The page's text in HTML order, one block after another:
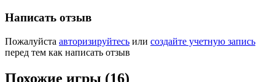
Написать отзыв
Пожалуйста авторизируйтесь или создайте учетную запись
перед тем как написать отзыв
Похожие игры (16)